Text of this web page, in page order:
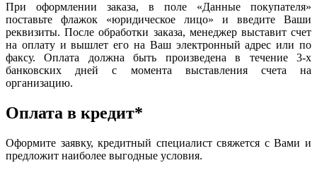
При оформлении заказа, в поле «Данные покупателя»
поставьте флажок «юридическое лицо» и введите Ваши
реквизиты. После обработки заказа, менеджер выставит счет
на оплату и вышлет его на Ваш электронный адрес или по
факсу. Оплата должна быть произведена в течение 3-х
банковских дней с момента выставления счета на
организацию.
Оплата в кредит*
Оформите заявку, кредитный специалист свяжется с Вами и
предложит наиболее выгодные условия.